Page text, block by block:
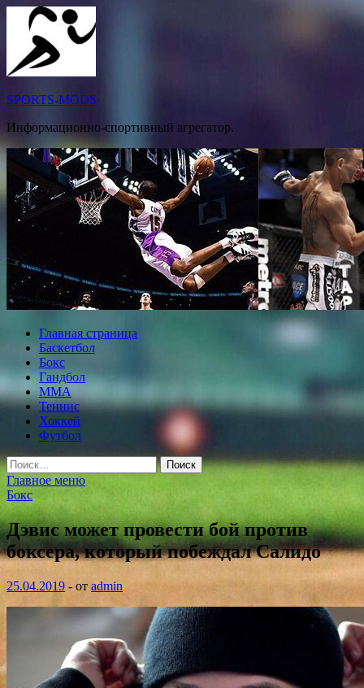
Перейти
содержимому
SPORTS-MODS
Информационно-спортивный агрегатор.
Главная страница
Баскетбол
Бокс
Гандбол
MMA
Теннис
Хоккей
Футбол
Найти:
Главное меню
Бокс
Дэвис может провести бой против
боксера, который побеждал Салидо
25.04.2019 - от admin